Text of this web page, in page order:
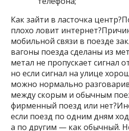
Как зайти в ласточка
плохо ловит
мобильной связи в поезде
вагоны поезда сделаны из
метал не пропускает сигнал
но если сигнал на улице
можно нормально
между скорым и обычным
фирменный поезд или
если поезд по одним дням
а по другим — как обычный.